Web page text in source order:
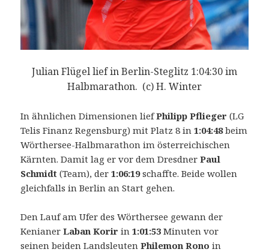
Julian Flügel lief in Berlin-Steglitz 1:04:30 im
Halbmarathon. (c) H. Winter
In ähnlichen Dimensionen liefPhilipp Pflieger (LG
Telis Finanz Regensburg) mit Platz 8 in1:04:48beim
Wörthersee-Halbmarathon im österreichischen
Kärnten. Damit lag er vor dem DresdnerPaul
Schmidt (Team), der1:06:19schaffte. Beide wollen
gleichfalls in Berlin an Start gehen.
Den Lauf am Ufer des Wörthersee gewann der
KenianerLaban Korir in 1:01:53 Minuten vor
seinen beiden Landsleuten Philemon Rono in